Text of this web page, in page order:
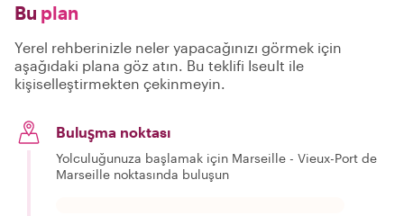
Bu plan
Yerel rehberinizle neler yapacağınızı görmek için
aşağıdaki plana göz atın. Bu teklifi Iseult ile
kişiselleştirmekten çekinmeyin.
Buluşma noktası
Yolculuğunuza başlamak için Marseille - Vieux-Port de
Marseille noktasında buluşun